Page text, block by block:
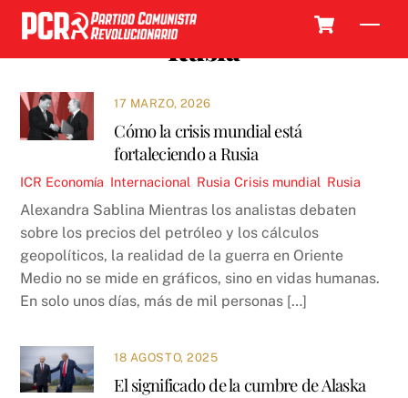
Skip
content
Rusia
17 MARZO, 2026
Cómo la crisis mundial está
fortaleciendo a Rusia
ICR Economía Internacional Rusia Crisis mundial Rusia
Alexandra Sablina Mientras los analistas debaten
sobre los precios del petróleo y los cálculos
geopolíticos, la realidad de la guerra en Oriente
Medio no se mide en gráficos, sino en vidas humanas.
En solo unos días, más de mil personas […]
18 AGOSTO, 2025
El significado de la cumbre de Alaska